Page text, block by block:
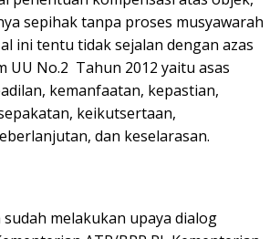
sepihak tanpa proses musyawarah
ini tentu tidak sejalan dengan azas
UU No.2 Tahun 2012 yaitu asas
kemanfaatan, kepastian,
keikutsertaan,
dan keselarasan.
sudah melakukan upaya dialog